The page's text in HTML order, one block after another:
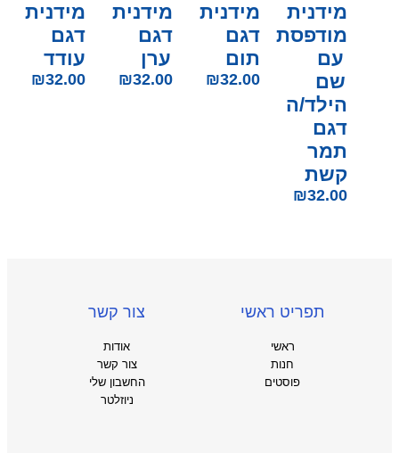
מידנית
מודפסת
עם
שם
הילד/ה
דגם
תמר
קשת
₪32.00
מידנית
דגם
תום
₪32.00
מידנית
דגם
ערן
₪32.00
מידנית
דגם
עודד
₪32.00
תפריט ראשי
ראשי
חנות
פוסטים
צור קשר
אודות
צור קשר
החשבון שלי
ניוזלטר